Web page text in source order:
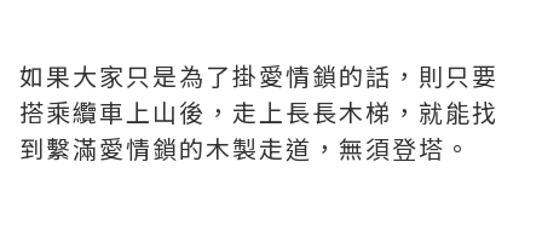
如果大家只是為了掛愛情鎖的話，則只要
搭乘纜車上山後，走上長長木梯，就能找
到繫滿愛情鎖的木製走道，無須登塔。